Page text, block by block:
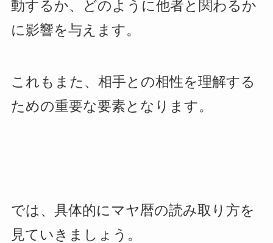
動するか、どのように他者と関わるか
に影響を与えます。
これもまた、相手との相性を理解する
ための重要な要素となります。
では、具体的にマヤ暦の読み取り方を
見ていきましょう。